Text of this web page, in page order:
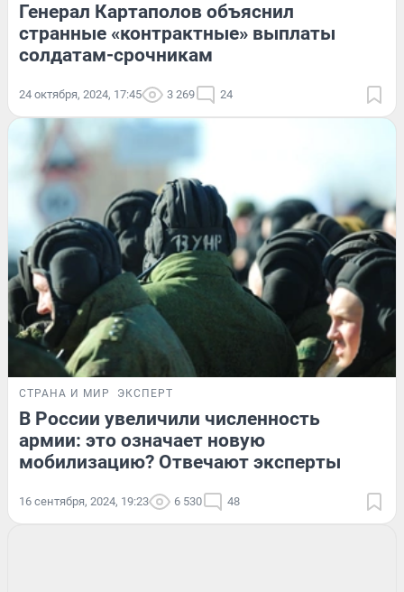
Генерал Картаполов объяснил
странные «контрактные» выплаты
солдатам-срочникам
24 октября, 2024, 17:45 3 269 24
СТРАНА И МИР ЭКСПЕРТ
В России увеличили численность
армии: это означает новую
мобилизацию? Отвечают эксперты
16 сентября, 2024, 19:23 6 530 48